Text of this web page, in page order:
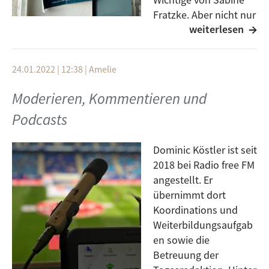
Fratzke. Aber nicht nur
die Räumlichkeiten,
gehören nicht mehr zu unserem Alltag, deswegen ist
es umso interessanter zu wissen, wie man denn
früher auf Sendung gegangen ist und das ganz ohne
einen Server auf dem alle MP3- und Wave-Dateien
damit wohl am besten aus.
weiterlesen
24.01.2022 | 12:38 | Amelie
Moderieren, Kommentieren und
Podcasts
Dominic Köstler ist seit
2018 bei Radio free FM
angestellt. Er
übernimmt dort
Koordinations und
Weiterbildungsaufgab
en sowie die
Betreuung der